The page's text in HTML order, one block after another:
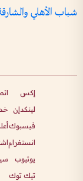
شباب الأهلي
إكس
لينكدإن
فيسبوك
انستغرام
يوتيوب
تيك توك